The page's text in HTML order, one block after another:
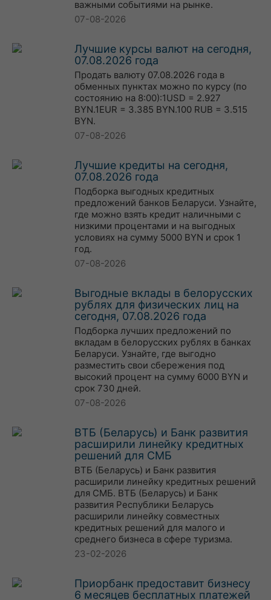
важными событиями на рынке.
07-08-2026
Лучшие курсы валют на сегодня,
07.08.2026 года
Продать валюту 07.08.2026 года в
обменных пунктах можно по курсу (по
состоянию на 8:00):1USD = 2.927
BYN.1EUR = 3.385 BYN.100 RUB = 3.515
BYN.
07-08-2026
Лучшие кредиты на сегодня,
07.08.2026 года
Подборка выгодных кредитных
предложений банков Беларуси. Узнайте,
где можно взять кредит наличными с
низкими процентами и на выгодных
условиях на сумму 5000 BYN и срок 1
год.
07-08-2026
Выгодные вклады в белорусских
рублях для физических лиц на
сегодня, 07.08.2026 года
Подборка лучших предложений по
вкладам в белорусских рублях в банках
Беларуси. Узнайте, где выгодно
разместить свои сбережения под
высокий процент на сумму 6000 BYN и
срок 730 дней.
07-08-2026
ВТБ (Беларусь) и Банк развития
расширили линейку кредитных
решений для СМБ
ВТБ (Беларусь) и Банк развития
расширили линейку кредитных решений
для СМБ. ВТБ (Беларусь) и Банк
развития Республики Беларусь
расширили линейку совместных
кредитных решений для малого и
среднего бизнеса в сфере туризма.
23-02-2026
Приорбанк предоставит бизнесу
6 месяцев бесплатных платежей